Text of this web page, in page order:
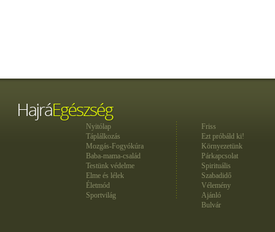
Nyitólap
Táplálkozás
Mozgás-Fogyókúra
Baba-mama-család
Testünk védelme
Elme és lélek
Életmód
Sportvilág
Friss
Ezt próbáld ki!
Környezetünk
Párkapcsolat
Spirituális
Szabadidő
Vélemény
Ajánló
Bulvár